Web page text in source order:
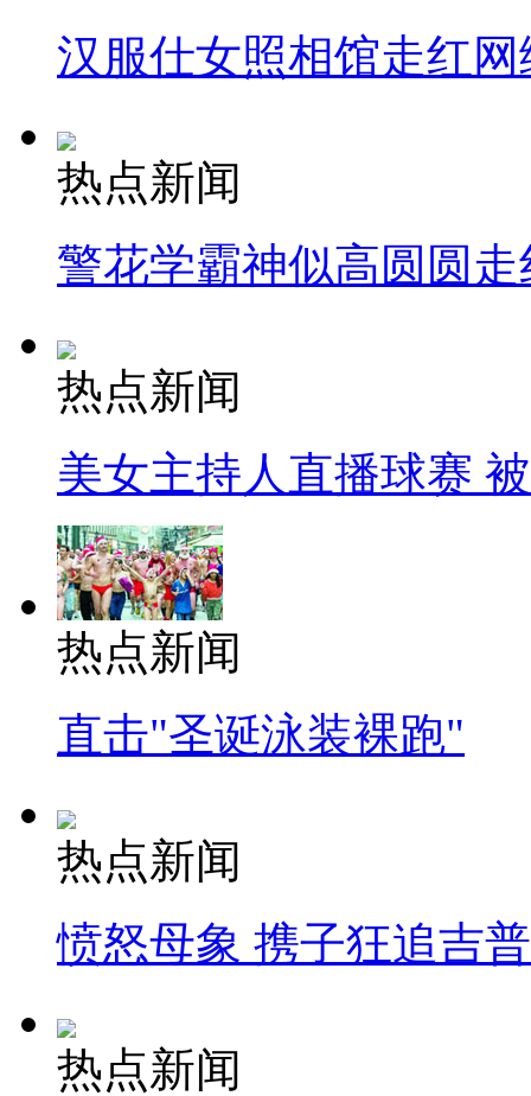
汉服仕女照相馆走红网
热点新闻
警花学霸神似高圆圆走
热点新闻
美女主持人直播球赛
热点新闻
直击"圣诞泳装裸跑"
热点新闻
愤怒母象 携子狂追吉
热点新闻